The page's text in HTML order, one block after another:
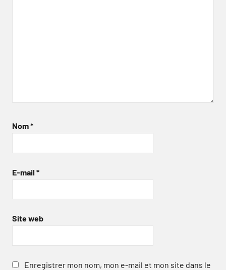
Nom*
E-mail *
Site web
Enregistrer mon nom, mon e-mail et mon site dans le